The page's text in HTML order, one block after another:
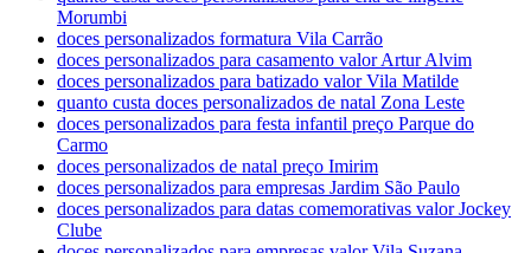
Morumbi
doces personalizados formatura Vila Carrão
doces personalizados para casamento valor Artur Alvim
doces personalizados para batizado valor Vila Matilde
quanto custa doces personalizados de natal Zona Leste
doces personalizados para festa infantil preço Parque do
Carmo
doces personalizados de natal preço Imirim
doces personalizados para empresas Jardim São Paulo
doces personalizados para datas comemorativas valor Jockey
Clube